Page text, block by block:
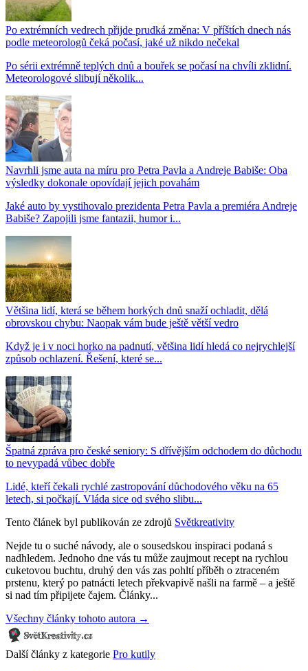
Po extrémních vedrech přijde prudká změna: V příštích dnech nás
podle meteorologů čeká počasí, jaké už nikdo nečekal
Po sérii extrémně teplých dnů a bouřek se počasí na chvíli zklidní.
Meteorologové slibují několik...
Navrhli jsme auta na míru pro Petra Pavla a Andreje Babiše: Oba
výsledky dokonale opovídají jejich povahám
Jaké auto by vystihovalo prezidenta Petra Pavla a premiéra Andreje
Babiše? Zapojili jsme fantazii, humor i...
Většina lidí, která se během horkých dnů snaží ochladit, dělá
obrovskou chybu: Naopak vám bude ještě větší vedro
Když je i v noci horko na padnutí, většina lidí hledá co nejrychlejší
způsob ochlazení. Řešení, které se...
Špatná zpráva pro české seniory: S dřívějším odchodem do důchodu
to nevypadá vůbec dobře
Lidé, kteří čekali rychlé zastropování důchodového věku na 65
letech, si počkají. Vláda sice od svého slibu...
Tento článek byl publikován ze zdrojů Světkreativity
Nejde tu o suché návody, ale o sousedskou inspiraci podaná s
nadhledem. Jednoho dne vás tu může zaujmout recept na rychlou
cuketovou buchtu, druhý den vás zas pohltí příběh o ztraceném
prstenu, který po patnácti letech překvapivě našli na farmě – a ještě
si nad tím připijete čajem. Články...
Všechny články tohoto autora →
Další články z kategorie Pro kutily